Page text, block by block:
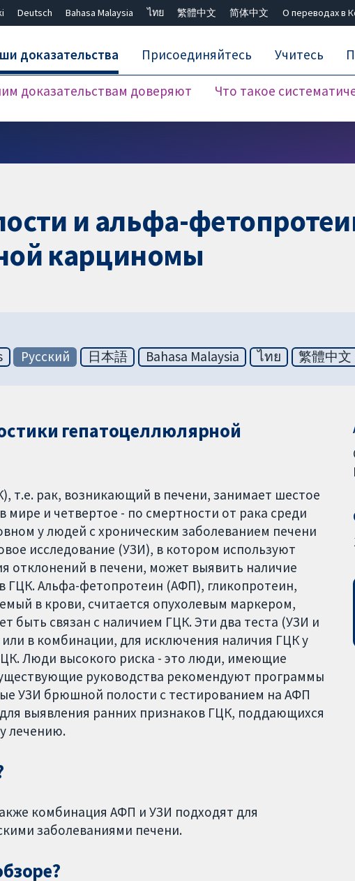
Deutsch Bahasa Malaysia ไทย 繁體中文 简体中文 О переводах в
доказательства
доказательствам доверяют Что такое
Присоединяйтесь Учитесь
и альфа-
карциномы
Русский 日本語 Bahasa Malaysia ไทย 繁體中文
гепатоцеллюлярной
т.е. рак, возникающий в печени, занимает шестое
мире и четвертое - по смертности от рака среди
у людей с хроническим заболеванием печени
исследование (УЗИ), в котором используют
отклонений в печени, может выявить наличие
ГЦК. Альфа-фетопротеин (АФП), гликопротеин,
в крови, считается опухолевым маркером,
быть связан с наличием ГЦК. Эти два теста (УЗИ и
в комбинации, для исключения наличия ГЦК у
Люди высокого риска - это люди, имеющие
руководства рекомендуют программы
УЗИ брюшной полости с тестированием на АФП
выявления ранних признаков ГЦК, поддающихся
лечению.
комбинация АФП и УЗИ подходят для
заболеваниями печени.